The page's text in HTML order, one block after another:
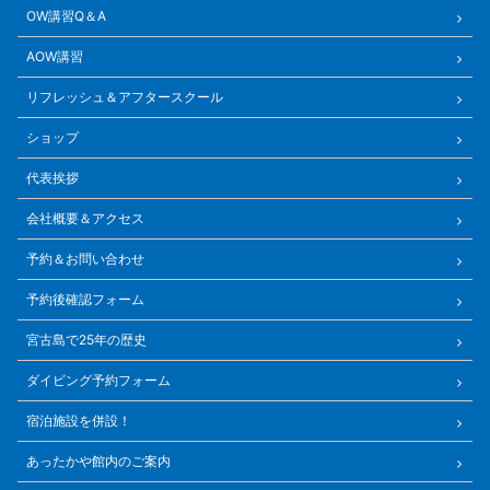
OW講習Q＆A
AOW講習
リフレッシュ＆アフタースクール
ショップ
代表挨拶
会社概要＆アクセス
予約＆お問い合わせ
予約後確認フォーム
宮古島で25年の歴史
ダイビング予約フォーム
宿泊施設を併設！
あったかや館内のご案内